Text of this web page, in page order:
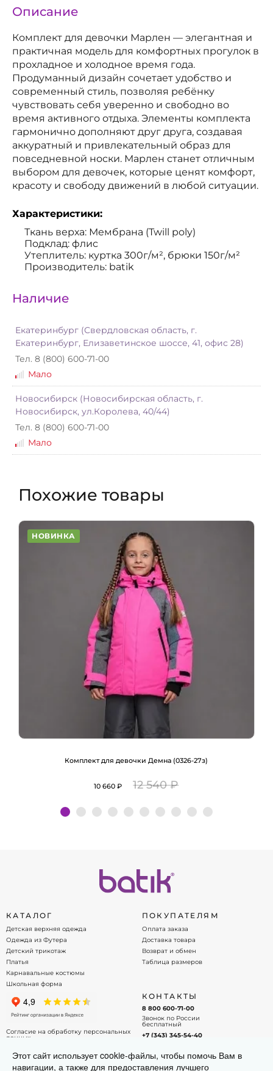
Описание
Комплект для девочки Марлен — элегантная и
практичная модель для комфортных прогулок в
прохладное и холодное время года.
Продуманный дизайн сочетает удобство и
современный стиль, позволяя ребёнку
чувствовать себя уверенно и свободно во
время активного отдыха. Элементы комплекта
гармонично дополняют друг друга, создавая
аккуратный и привлекательный образ для
повседневной носки. Марлен станет отличным
выбором для девочек, которые ценят комфорт,
красоту и свободу движений в любой ситуации.
Характеристики:
Ткань верха: Мембрана (Twill poly)
Подклад: флис
Утеплитель: куртка 300г/м², брюки 150г/м²
Производитель: batik
Наличие
Екатеринбург (Свердловская область, г.
Екатеринбург, Елизаветинское шоссе, 41, офис 28)
Тел. 8 (800) 600-71-00
Мало
Новосибирск (Новосибирская область, г.
Новосибирск, ул.Королева, 40/44)
Тел. 8 (800) 600-71-00
Мало
Похожие товары
НОВИНКА
Комплект для девочки Демна (0326-27з)
10 660 ₽ 12 540 ₽
Подробнее
КАТАЛОГ
Детская верхняя одежда
Одежда из Футера
Детский трикотаж
Платья
Карнавальные костюмы
Школьная форма
ПОКУПАТЕЛЯМ
Оплата заказа
Доставка товара
Возврат и обмен
Таблица размеров
Согласие на обработку персональных
данных
КОНТАКТЫ
8 800 600-71-00
Звонок по России
бесплатный
+7 (343) 345-54-40
info@batik.ru
Напишите нам на почту!
Этот сайт использует cookie-файлы, чтобы помочь Вам в
навигации, а также для предоставления лучшего